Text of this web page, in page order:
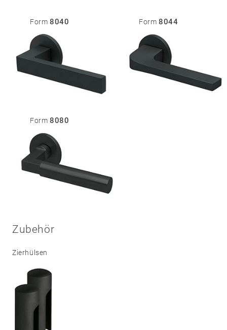
05Zubehör
Rosetten
Knöpfe
Schilder
Stoßgriffe
Sonstige
Form 8040 Form 8044
Form 8080
Zubehör
Zierhülsen